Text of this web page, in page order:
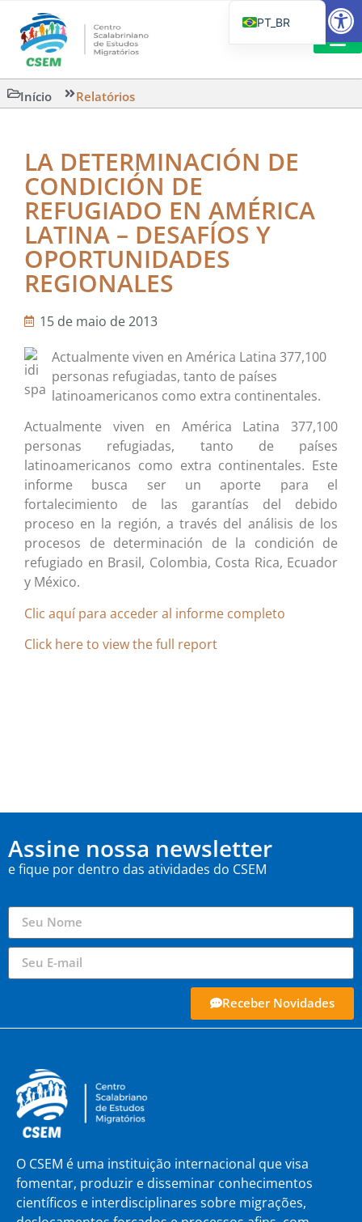
Início Relatórios
LA DETERMINACIÓN DE
CONDICIÓN DE
REFUGIADO EN AMÉRICA
LATINA – DESAFÍOS Y
OPORTUNIDADES
REGIONALES
15 de maio de 2013
Actualmente viven en América Latina 377,100
personas refugiadas, tanto de países
latinoamericanos como extra continentales.
Actualmente viven en América Latina 377,100
personas refugiadas, tanto de países
latinoamericanos como extra continentales. Este
informe busca ser un aporte para el
fortalecimiento de las garantías del debido
proceso en la región, a través del análisis de los
procesos de determinación de la condición de
refugiado en Brasil, Colombia, Costa Rica, Ecuador
y México.
Clic aquí para acceder al informe completo
Click here to view the full report
Assine nossa newsletter
e fique por dentro das atividades do CSEM
Receber Novidades
O CSEM é uma instituição internacional que visa
fomentar, produzir e disseminar conhecimentos
científicos e interdisciplinares sobre migrações,
PT_BR
IT